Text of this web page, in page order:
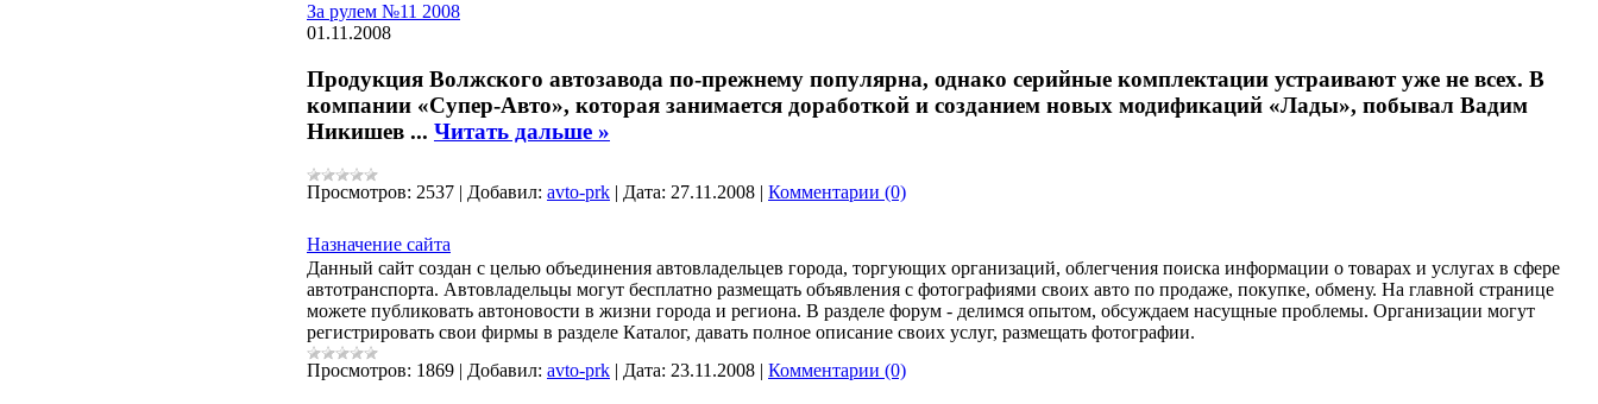
За рулем №11 2008
01.11.2008
Продукция Волжского автозавода по-прежнему популярна, однако серийные комплектации устраивают уже не всех. В
компании «Супер-Авто», которая занимается доработкой и созданием новых модификаций «Лады», побывал Вадим
Никишев ... Читать дальше »
Просмотров: 2537 | Добавил: avto-prk | Дата: 27.11.2008 | Комментарии (0)
Назначение сайта
Данный сайт создан с целью объединения автовладельцев города, торгующих организаций, облегчения поиска информации о товарах и услугах в сфере
автотранспорта. Автовладельцы могут бесплатно размещать объявления с фотографиями своих авто по продаже, покупке, обмену. На главной странице
можете публиковать автоновости в жизни города и региона. В разделе форум - делимся опытом, обсуждаем насущные проблемы. Организации могут
регистрировать свои фирмы в разделе Каталог, давать полное описание своих услуг, размещать фотографии.
Просмотров: 1869 | Добавил: avto-prk | Дата: 23.11.2008 | Комментарии (0)